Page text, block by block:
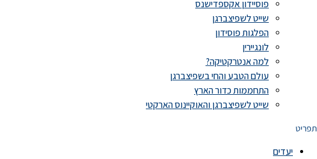
פוסיידון אקספדישנס
שייט לשפיצברגן
הפלגות פוסידון
לונגיירין
למה אנטרקטיקה?
עולם הטבע והחי בשפיצברגן
התחממות כדור הארץ
שייט לשפיצברגן והאוקיינוס הארקטי
תפריט
יעדים